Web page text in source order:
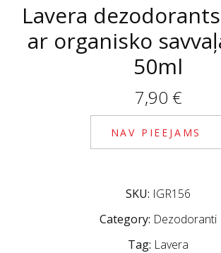
Lavera
ar organisko
50ml
7,90 €
NAV PIEEJAMS
SKU: IGR156
Category: Dezodoranti
Tag: Lavera